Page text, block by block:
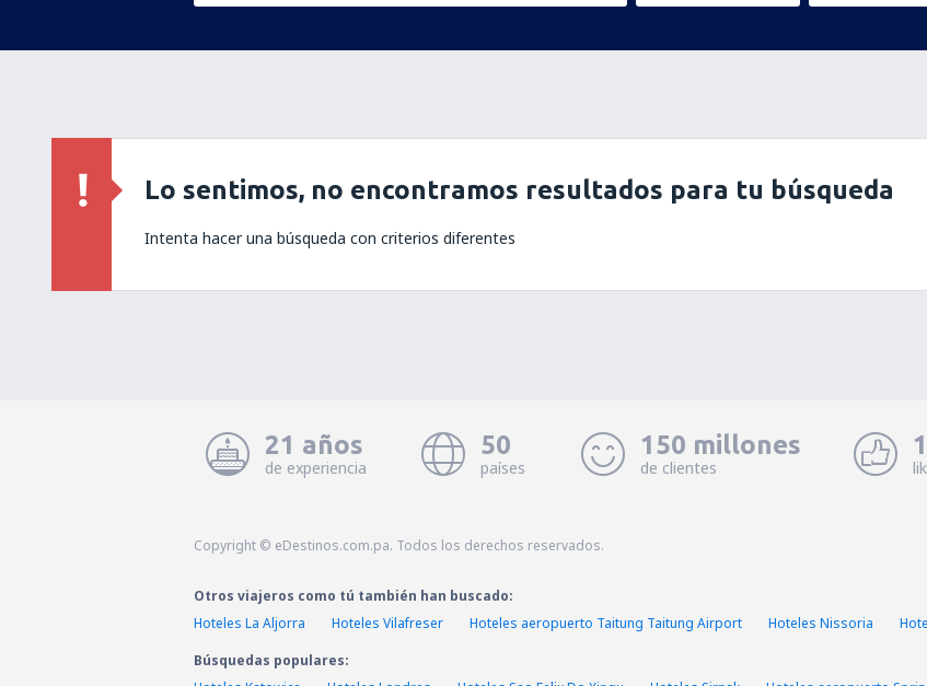
Lo sentimos, no encontramos resultados para tu búsqueda
Intenta hacer una búsqueda con criterios diferentes
21 años
de experiencia
50
países
150 millones
de clientes
Copyright © eDestinos.com.pa. Todos los derechos reservados.
Otros viajeros como tú también han buscado:
Hoteles La Aljorra
Hoteles Vilafreser Hoteles aeropuerto Taitung Taitung Airport Hoteles Nissoria
Búsquedas populares: